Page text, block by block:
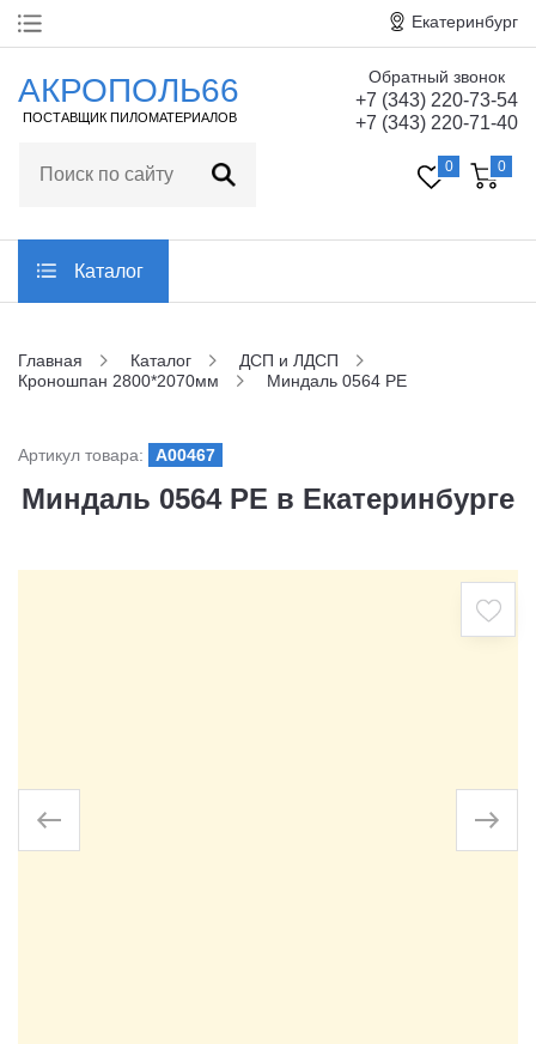
Главная
Статьи
Контакты
Заказать обратный звонок
Екатеринбург
АКРОПОЛЬ66
ПОСТАВЩИК ПИЛОМАТЕРИАЛОВ
Обратный звонок
+7 (343) 220-73-54
+7 (343) 220-71-40
0 0
Каталог
Главная Каталог
ДСП и ЛДСП
Кроношпан 2800*2070мм
Миндаль 0564 PE
Артикул товара: A00467
Миндаль 0564 PE в Екатеринбурге